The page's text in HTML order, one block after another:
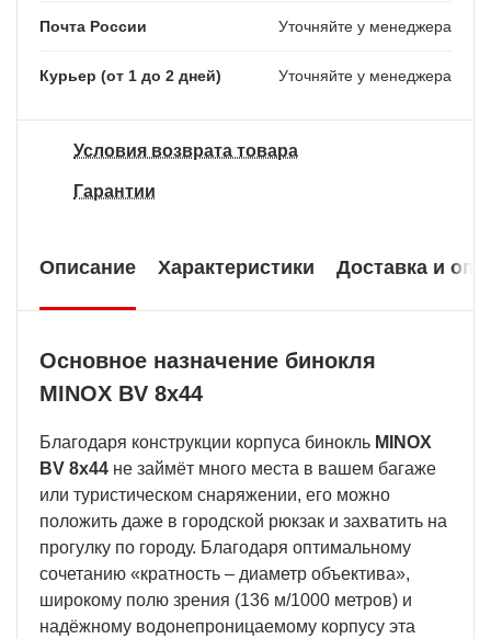
Почта России Уточняйте у менеджера
Курьер (от 1 до 2 дней) Уточняйте у менеджера
Условия возврата товара
Гарантии
Описание Характеристики Доставка и
Основное назначение бинокля
MINOX BV 8x44
Благодаря конструкции корпуса бинокль MINOX
BV 8x44 не займёт много места в вашем багаже
или туристическом снаряжении, его можно
положить даже в городской рюкзак и захватить на
прогулку по городу. Благодаря оптимальному
сочетанию «кратность – диаметр объектива»,
широкому полю зрения (136 м/1000 метров) и
надёжному водонепроницаемому корпусу эта